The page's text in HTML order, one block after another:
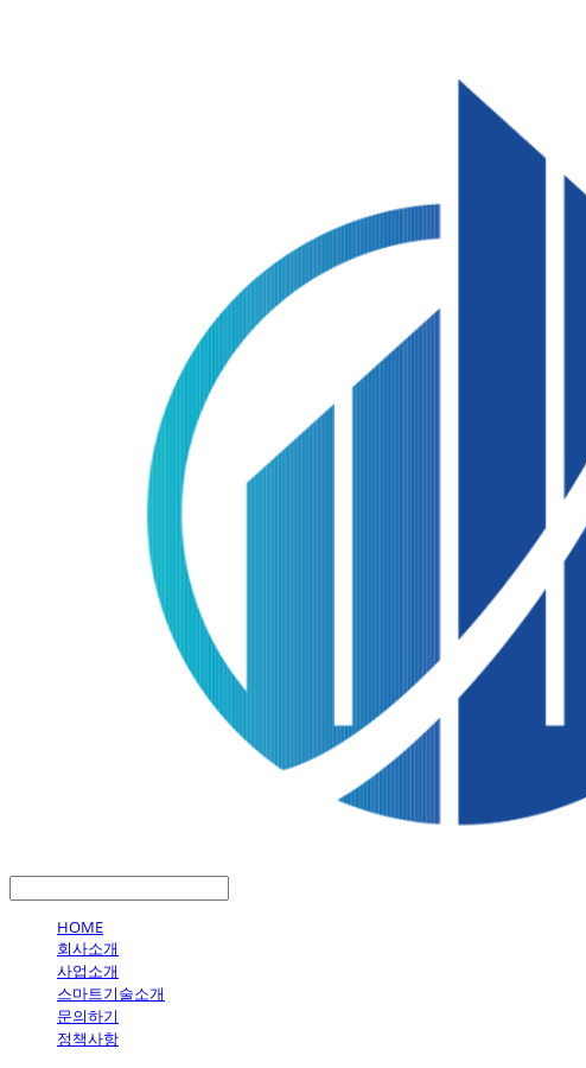
HOME
회사소개
사업소개
스마트기술소개
문의하기
정책사항